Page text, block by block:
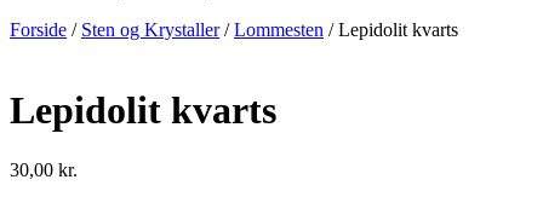
Forside / Sten og Krystaller/Lommesten / Lepidolit kvarts
Lepidolit kvarts
30,00 kr.